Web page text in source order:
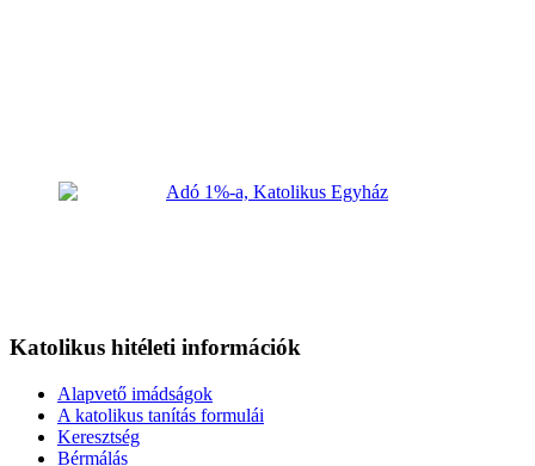
Katolikus hitéleti információk
Alapvető imádságok
A katolikus tanítás formulái
Keresztség
Bérmálás